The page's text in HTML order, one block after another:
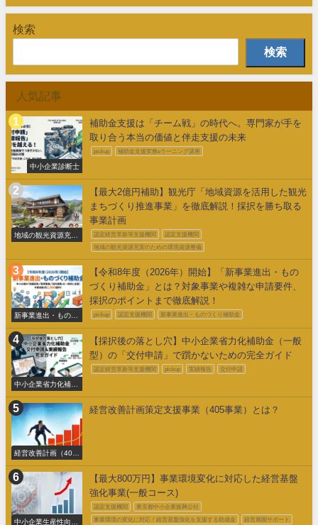
検索
検索
人気記事
中小企業診断士
補助金支援は「チーム戦」の時代へ。専門家が手を
取り合う本当の価値と伴走支援の未来
pickup 補助金支援実務eラーニング講座
地域の観光資源充実
【最大2億円補助】観光庁「地域資源を活用した観光
まちづくり推進事業」を徹底解説！採択を勝ち取る
事業計画
認定経営革新等支援機関 認定支援機関
地域の観光資源充実のための環境資源整備
新事業進出・ものづ
【令和8年度（2026年）開始】「新事業進出・もの
づくり補助金」とは？対象事業や複雑な申請要件、
採択のポイントまで徹底解説！
pickup 認定支援機関 新事業進出・ものづくり補助金
中小企業省力化補助
【採択後の落とし穴】中小企業省力化補助金（一般
型）の「交付申請」で躓かないための完全ガイド
認定経営革新等支援機関 pickup 実績報告 交付申請
経営改善計画（405
経営改善計画策定支援事業（405事業）とは？
中小企業生産性向上
【最大800万円】事業環境変化に対応した経営基盤
強化事業(一般コース)
認定支援機関 東京都中小企業振興公社
事業環境の変化に対応！経営基盤強化を支援する助成金 経営展開サポート